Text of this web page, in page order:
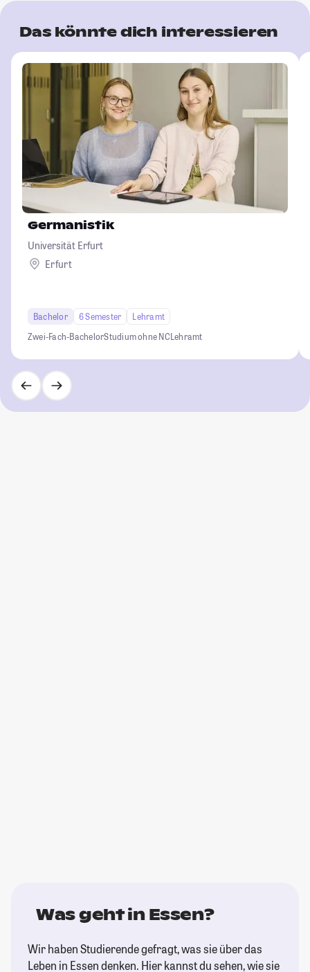
Das könnte dich interessieren
Germanistik
Universität Erfurt
Erfurt
Bachelor 6 Semester
Lehramt
Zwei-Fach-BachelorStudium ohne NCLehramt
Was geht in Essen?
Wir haben Studierende gefragt, was sie über das
Leben in Essen denken. Hier kannst du sehen, wie sie